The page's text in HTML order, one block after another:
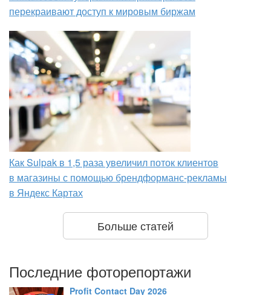
перекраивают доступ к мировым биржам
Как Sulpak в 1,5 раза увеличил поток клиентов
в магазины с помощью брендформанс-рекламы
в Яндекс Картах
Больше статей
Последние фоторепортажи
Profit Contact Day 2026